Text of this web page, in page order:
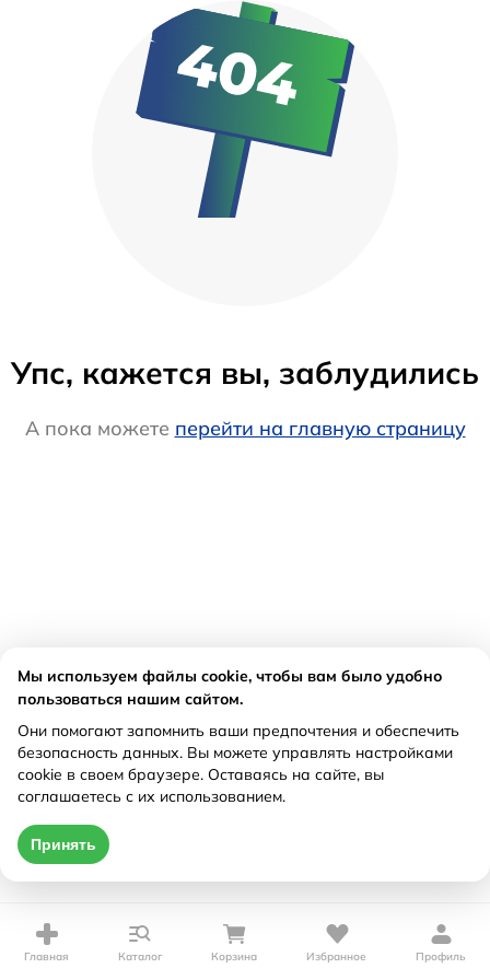
Упс, кажется вы, заблудились
А пока можете перейти на главную страницу
Главная Каталог Корзина Избранное Профиль
Мы используем файлы cookie, чтобы вам было удобно
пользоваться нашим сайтом.
Они помогают запомнить ваши предпочтения и обеспечить
безопасность данных. Вы можете управлять настройками
cookie в своем браузере. Оставаясь на сайте, вы
соглашаетесь с их использованием.
Принять